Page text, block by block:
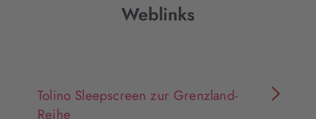
Weblinks
Tolino Sleepscreen zur Grenzland-
Reihe